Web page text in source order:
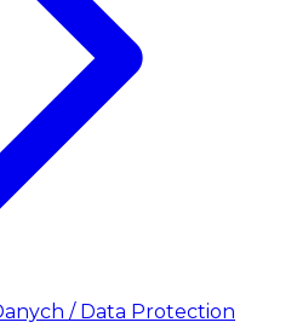
/ Data Protection